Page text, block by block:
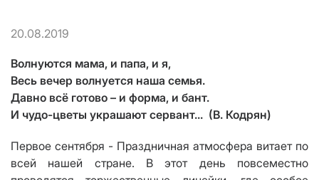
20.08.2019
Волнуются мама, и папа, и я,
Весь вечер волнуется наша семья.
Давно всё готово – и форма, и бант.
И чудо-цветы украшают сервант... (В. Кодрян)
Первое сентября - Праздничная атмосфера витает по
всей нашей стране. Вэтот день повсеместно